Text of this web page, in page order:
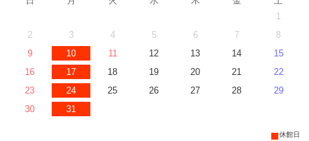
1
2
3 4 5 6 7
8
9
10 11 12 13 14
15
16
17 18 19 20 21
22
23
24 25 26 27 28
29
30
31
■休館日